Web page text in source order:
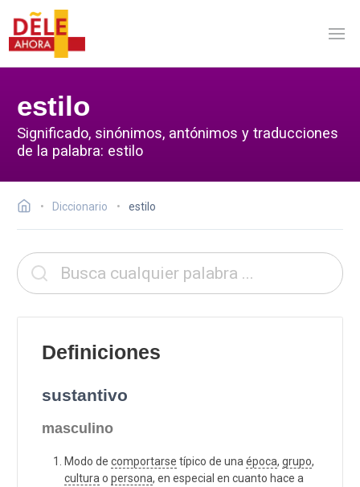
estilo
Significado, sinónimos, antónimos y traducciones
de la palabra: estilo
Diccionario estilo
Definiciones
sustantivo
masculino
Modo de comportarse típico de una época, grupo,
cultura o persona, en especial en cuanto hace a